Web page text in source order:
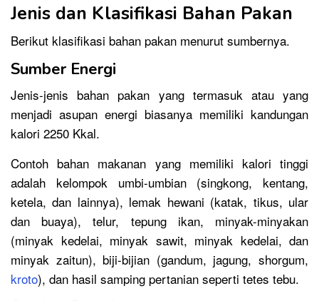
Jenis dan Klasifikasi Bahan Pakan
Berikut klasifikasi bahan pakan menurut sumbernya.
Sumber Energi
Jenis-jenis bahan pakan yang termasuk atau yang
menjadi asupan energi biasanya memiliki kandungan
kalori 2250 Kkal.
Contoh bahan makanan yang memiliki kalori tinggi
adalah kelompok umbi-umbian (singkong, kentang,
ketela, dan lainnya), lemak hewani (katak, tikus, ular
dan buaya), telur, tepung ikan, minyak-minyakan
(minyak kedelai, minyak sawit, minyak kedelai, dan
minyak zaitun), biji-bijian (gandum, jagung, shorgum,
kroto), dan hasil samping pertanian seperti tetes tebu.